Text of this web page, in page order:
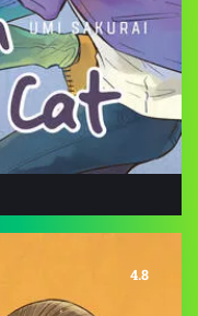
4.8